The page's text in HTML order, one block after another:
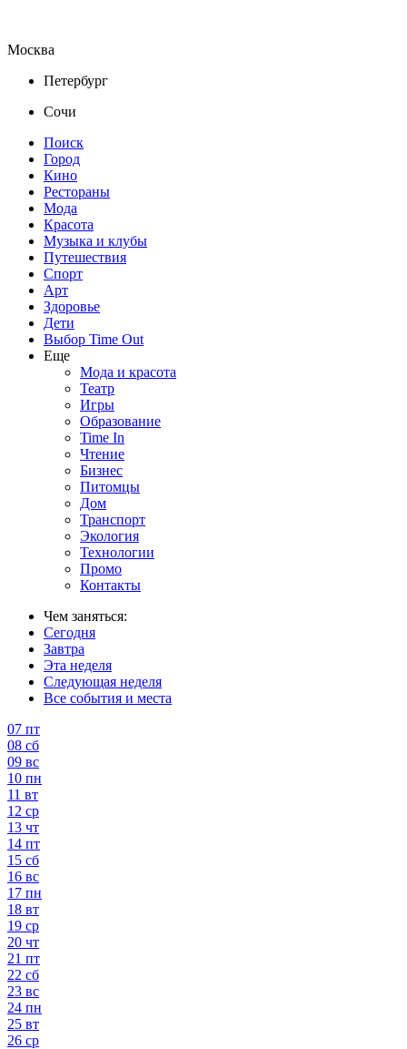
Москва
Петербург
Сочи
Поиск
Город
Кино
Рестораны
Мода
Красота
Музыка и клубы
Путешествия
Спорт
Арт
Здоровье
Дети
Выбор Time Out
Еще
Мода и красота
Театр
Игры
Образование
Time In
Чтение
Бизнес
Питомцы
Дом
Транспорт
Экология
Технологии
Промо
Контакты
Чем заняться:
Сегодня
Завтра
Эта неделя
Следующая неделя
Все события и места
07 пт
08 сб
09 вс
10 пн
11 вт
12 ср
13 чт
14 пт
15 сб
16 вс
17 пн
18 вт
19 ср
20 чт
21 пт
22 сб
23 вс
24 пн
25 вт
26 ср